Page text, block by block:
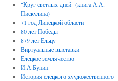
"Круг светлых дней" (книга А.А.
Пискулина)
71 год Липецкой области
80 лет Победы
879 лет Ельцу
Виртуальные выставки
Елецкое землячество
И.А.Бунин
История елецкого хуудожественного